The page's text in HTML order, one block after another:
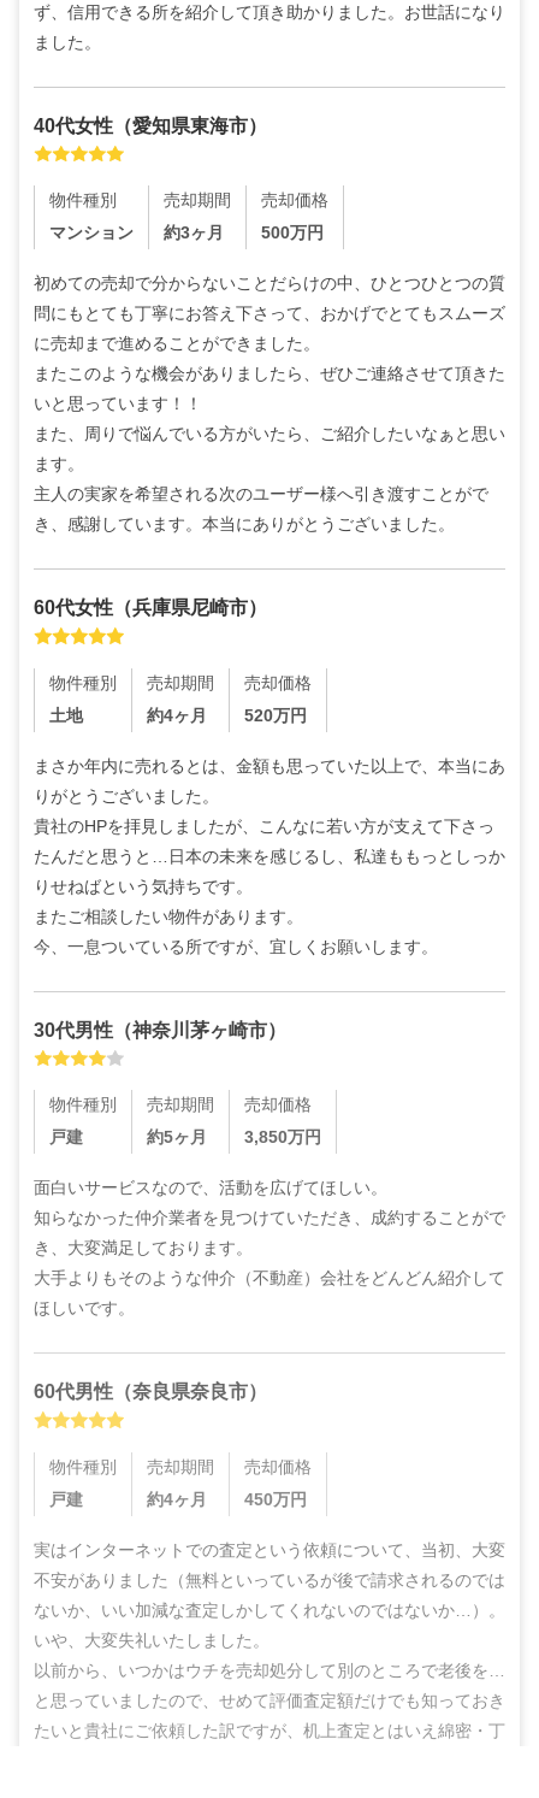
ず、信用できる所を紹介して頂き助かりました。お世話になり
ました。
40代女性 （愛知県東海市）
物件種別
マンション
売却期間
約3ヶ月
売却価格
500万円
初めての売却で分からないことだらけの中、ひとつひとつの質
問にもとても丁寧にお答え下さって、おかげでとてもスムーズ
に売却まで進めることができました。
またこのような機会がありましたら、ぜひご連絡させて頂きた
いと思っています！！
また、周りで悩んでいる方がいたら、ご紹介したいなぁと思い
ます。
主人の実家を希望される次のユーザー様へ引き渡すことがで
き、感謝しています。本当にありがとうございました。
60代女性 （兵庫県尼崎市）
物件種別
土地
売却期間
約4ヶ月
売却価格
520万円
まさか年内に売れるとは、金額も思っていた以上で、本当にあ
りがとうございました。
貴社のHPを拝見しましたが、こんなに若い方が支えて下さっ
たんだと思うと…日本の未来を感じるし、私達ももっとしっか
りせねばという気持ちです。
またご相談したい物件があります。
今、一息ついている所ですが、宜しくお願いします。
30代男性 （神奈川茅ヶ崎市）
物件種別
戸建
売却期間
約5ヶ月
売却価格
3,850万円
面白いサービスなので、活動を広げてほしい。
知らなかった仲介業者を見つけていただき、成約することがで
き、大変満足しております。
大手よりもそのような仲介（不動産）会社をどんどん紹介して
ほしいです。
60代男性 （奈良県奈良市）
物件種別
戸建
売却期間
約4ヶ月
売却価格
450万円
実はインターネットでの査定という依頼について、当初、大変
不安がありました（無料といっているが後で請求されるのでは
ないか、いい加減な査定しかしてくれないのではないか…）。
いや、大変失礼いたしました。
以前から、いつかはウチを売却処分して別のところで老後を…
と思っていましたので、せめて評価査定額だけでも知っておき
たいと貴社にご依頼した訳ですが、机上査定とはいえ綿密・丁